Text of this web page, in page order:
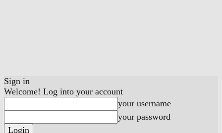
Sign in
Welcome! Log into your account
your username
your password